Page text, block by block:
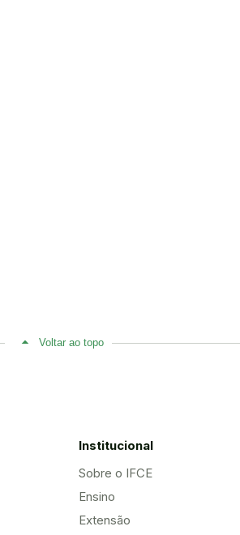
Voltar ao topo
Institucional
Sobre o IFCE
Ensino
Extensão